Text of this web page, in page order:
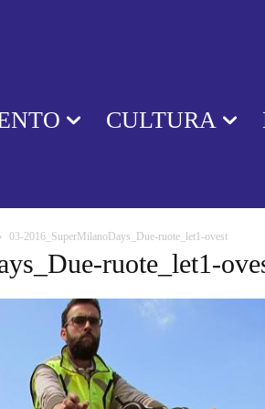
CULTURA
03-2016_SuperMilanoDays_Due-ruote_let1-ovest
ruote_let1-